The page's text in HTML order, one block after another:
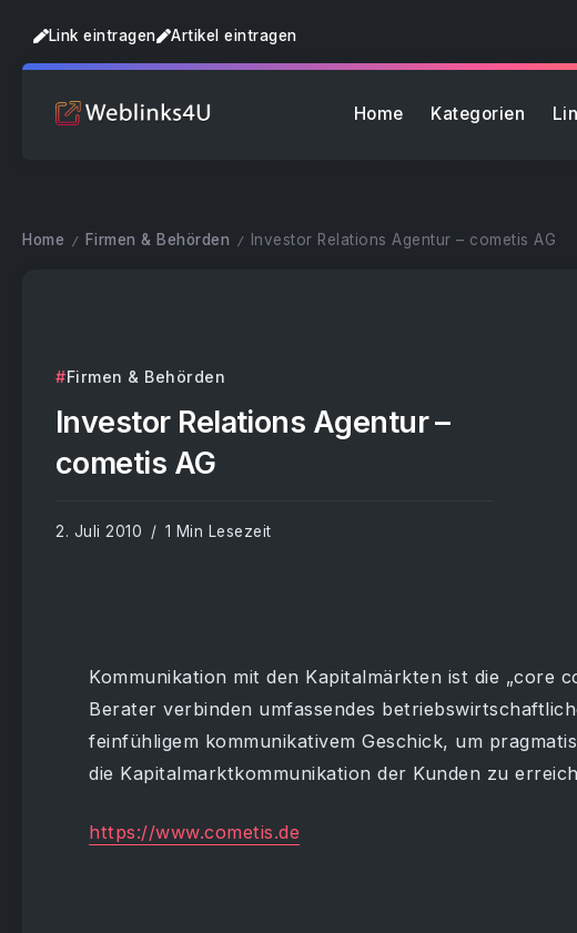
Link eintragen Artikel eintragen
Home Kategorien
Home / Firmen & Behörden / Investor Relations Agentur – cometis AG
Firmen & Behörden
Investor Relations Agentur –
cometis AG
2. Juli 2010 1 Min Lesezeit
Kommunikation mit den Kapitalmärkten ist die „core
Berater verbinden umfassendes
feinfühligem kommunikativem Geschick, um
die Kapitalmarktkommunikation der Kunden zu
https://www.cometis.de